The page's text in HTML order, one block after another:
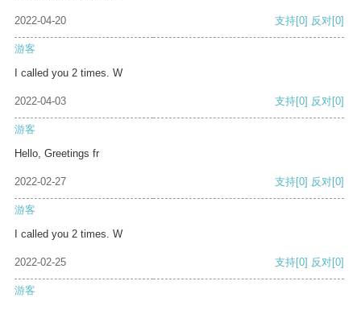
2022-04-20 支持[0] 反对[0]
游客
I called you 2 times. W
2022-04-03 支持[0] 反对[0]
游客
Hello, Greetings fr
2022-02-27 支持[0] 反对[0]
游客
I called you 2 times. W
2022-02-25 支持[0] 反对[0]
游客